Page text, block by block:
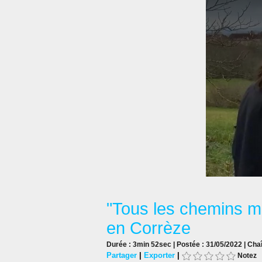
"Tous les chemins
en Corrèze
Durée : 3min 52sec | Postée : 31/05/2022 |
Partager | Exporter | Notez